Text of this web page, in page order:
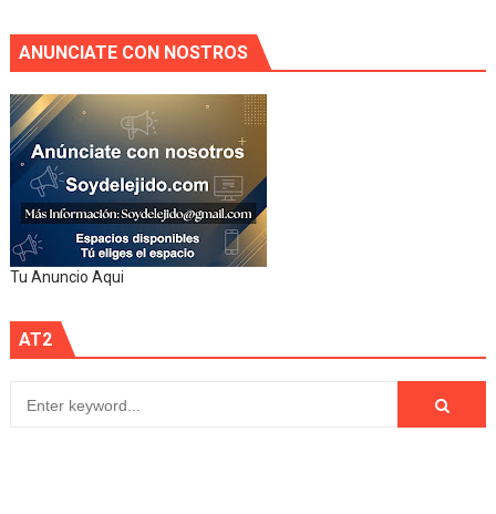
ANUNCIATE CON NOSTROS
Tu Anuncio Aqui
AT2